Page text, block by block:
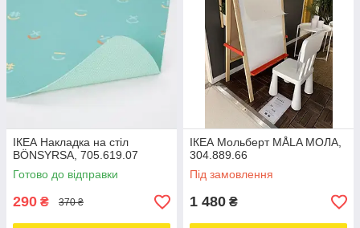
ІКЕА Накладка на стіл
BÖNSYRSA, 705.619.07
Готово до відправки
290 ₴ 370 ₴
ІКЕА Мольберт MÅLA МОЛА,
304.889.66
Під замовлення
1 480 ₴